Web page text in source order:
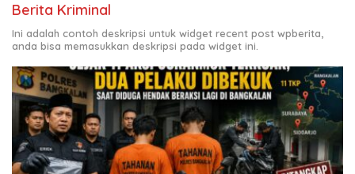
Berita Kriminal
Ini adalah contoh deskripsi untuk widget recent post wpberita,
anda bisa memasukkan deskripsi pada widget ini.